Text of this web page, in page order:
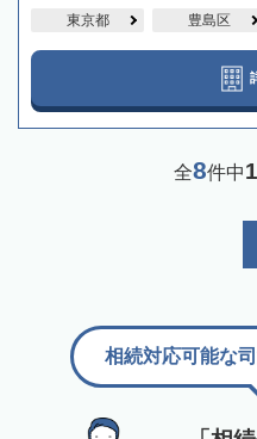
東京都 豊島区
全8件中
相続対応可能な